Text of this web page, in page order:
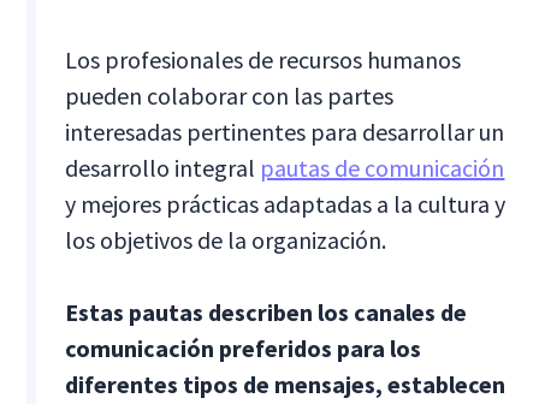
Los profesionales de recursos humanos
pueden colaborar con las partes
interesadas pertinentes para desarrollar un
desarrollo integral pautas de comunicación
y mejores prácticas adaptadas a la cultura y
los objetivos de la organización.
Estas pautas describen los canales de
comunicación preferidos para los
diferentes tipos de mensajes, establecen